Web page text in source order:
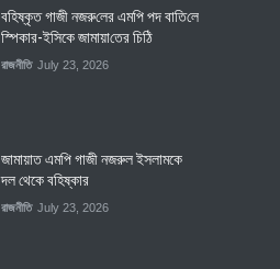
বহিষ্কৃত গাজী নজরু‌লের এম‌পি পদ বা‌তি‌লে
স্পিকার-ইসিকে জামায়া‌তের চি‌ঠি
রাজনীতি July 23, 2026
জামায়াত এমপি গাজী নজরুল ইসলামকে
দল থেকে বহিষ্কার
রাজনীতি July 23, 2026